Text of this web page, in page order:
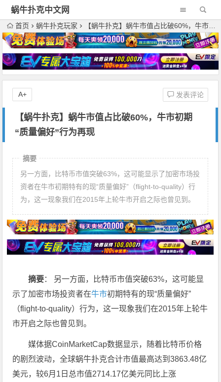
蜗牛扑克中文网
首页 蜗牛扑克玩家 【蜗牛扑克】蜗牛市值占比破60%，牛市初期“质量偏好”行为再现
【蜗牛扑克】蜗牛市值占比破60%，牛市初期
“质量偏好”行为再现
发表评论
A+
摘要
另一方面，比特币市值突破63%，这可能显示了加密市场投
资者在牛市初期特有的现“质量偏好”（flight-to-quality）行
为，这一现象我们在2015年上轮牛市开启之际也曾见到。
摘要： 另一方面，比特币市值突破63%，这可能显
示了加密市场投资者在牛市初期特有的现“质量偏好”
（flight-to-quality）行为，这一现象我们在2015年上轮牛
市开启之际也曾见到。
媒体据CoinMarketCap数据显示，随着比特币价格
的剧烈波动，全球蜗牛扑克合计市值最高达到3863.48亿
美元，较6月1日总市值2714.17亿美元同比上涨